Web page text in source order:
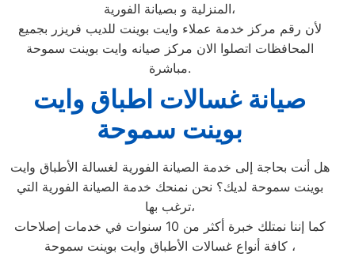
المنزلية و بصيانة الفورية،
لأن رقم مركز خدمة عملاء وايت بوينت للديب فريزر بجميع
المحافظات اتصلوا الان مركز صيانه وايت بوينت سموحة
مباشرة.
صيانة غسالات اطباق وايت
بوينت سموحة
هل أنت بحاجة إلى خدمة الصيانة الفورية لغسالة الأطباق وايت
بوينت سموحة لديك؟ نحن نمنحك خدمة الصيانة الفورية التي
ترغب بها،
كما إننا نمتلك خبرة أكثر من 10 سنوات في خدمات إصلاحات
كافة أنواع غسالات الأطباق وايت بوينت سموحة ،